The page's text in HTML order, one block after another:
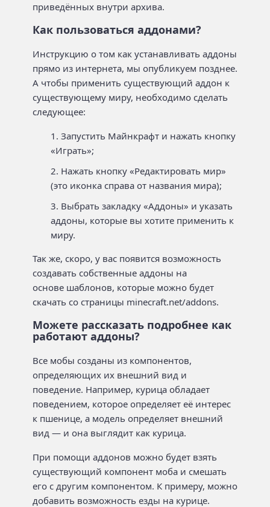
приведённых внутри архива.
Как пользоваться аддонами?
Инструкцию о том как устанавливать аддоны
прямо из интернета, мы опубликуем позднее.
А чтобы применить существующий аддон к
существующему миру, необходимо сделать
следующее:
Запустить Майнкрафт и нажать кнопку
«Играть»;
Нажать кнопку «Редактировать мир»
(это иконка справа от названия мира);
Выбрать закладку «Аддоны» и указать
аддоны, которые вы хотите применить к
миру.
Так же, скоро, у вас появится возможность
создавать собственные аддоны на
основе шаблонов, которые можно будет
скачать со страницы minecraft.net/addons.
Можете рассказать подробнее как
работают аддоны?
Все мобы созданы из компонентов,
определяющих их внешний вид и
поведение. Например, курица обладает
поведением, которое определяет её интерес
к пшенице, а модель определяет внешний
вид — и она выглядит как курица.
При помощи аддонов можно будет взять
существующий компонент моба и смешать
его с другим компонентом. К примеру, можно
добавить возможность езды на курице.